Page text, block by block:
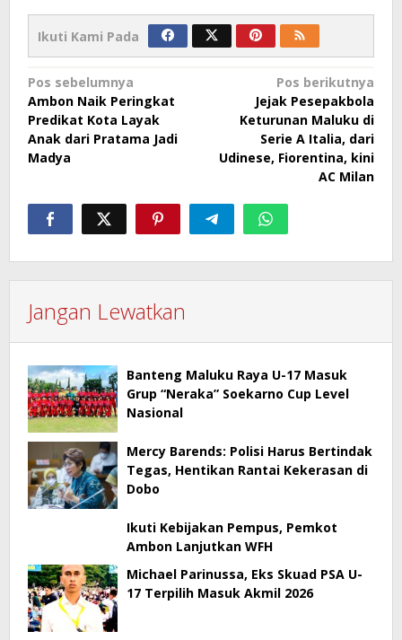
Ikuti Kami Pada
Navigasi
pos
Pos sebelumnya
Ambon Naik Peringkat
Predikat Kota Layak
Anak dari Pratama Jadi
Madya
Pos berikutnya
Jejak Pesepakbola
Keturunan Maluku di
Serie A Italia, dari
Udinese, Fiorentina, kini
AC Milan
Jangan Lewatkan
Banteng Maluku Raya U-17 Masuk
Grup “Neraka” Soekarno Cup Level
Nasional
Mercy Barends: Polisi Harus Bertindak
Tegas, Hentikan Rantai Kekerasan di
Dobo
Ikuti Kebijakan Pempus, Pemkot
Ambon Lanjutkan WFH
Michael Parinussa, Eks Skuad PSA U-
17 Terpilih Masuk Akmil 2026